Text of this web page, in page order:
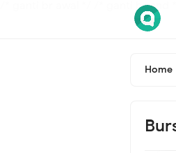
/* ganti br end */
Home